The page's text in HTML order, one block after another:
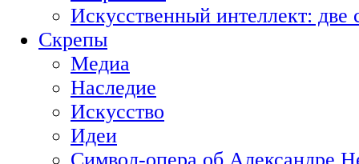
Искусственный интеллект:
Скрепы
Медиа
Наследие
Искусство
Идеи